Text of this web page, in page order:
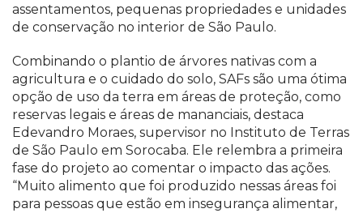
assentamentos, pequenas propriedades e unidades
de conservação no interior de São Paulo.
Combinando o plantio de árvores nativas com a
agricultura e o cuidado do solo, SAFs são uma ótima
opção de uso da terra em áreas de proteção, como
reservas legais e áreas de mananciais, destaca
Edevandro Moraes, supervisor no Instituto de Terras
de São Paulo em Sorocaba. Ele relembra a primeira
fase do projeto ao comentar o impacto das ações.
“Muito alimento que foi produzido nessas áreas foi
para pessoas que estão em insegurança alimentar,